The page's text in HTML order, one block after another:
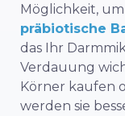
Möglichkeit, um
präbiotische
das Ihr
Verdauung
Körner kaufen
werden sie